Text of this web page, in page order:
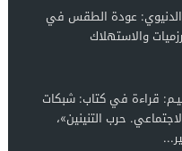
عودة الطقس في
والاستهلاك
قراءة في كتاب: شبكات
حرب التنينين»،